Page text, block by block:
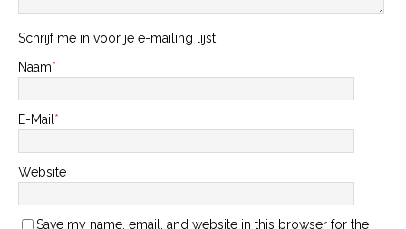
Schrijf me in voor je e-mailing lijst.
Naam*
E-Mail*
Website
Save my name, email, and website in this browser for the